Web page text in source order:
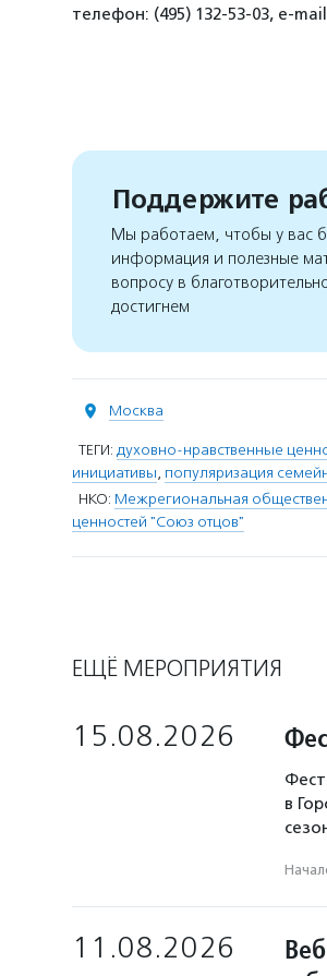
телефон: (495) 132-53-03, e-
Поддержите
Мы работаем, чтобы у вас
информация и полезные
вопросу в
достигнем
Москва
ТЕГИ: духовно-нравственные
инициативы, популяризация
НКО: Межрегиональная
ценностей "Союз отцов"
ЕЩЁ МЕРОПРИЯТИЯ
15.08.2026
в
11.08.2026